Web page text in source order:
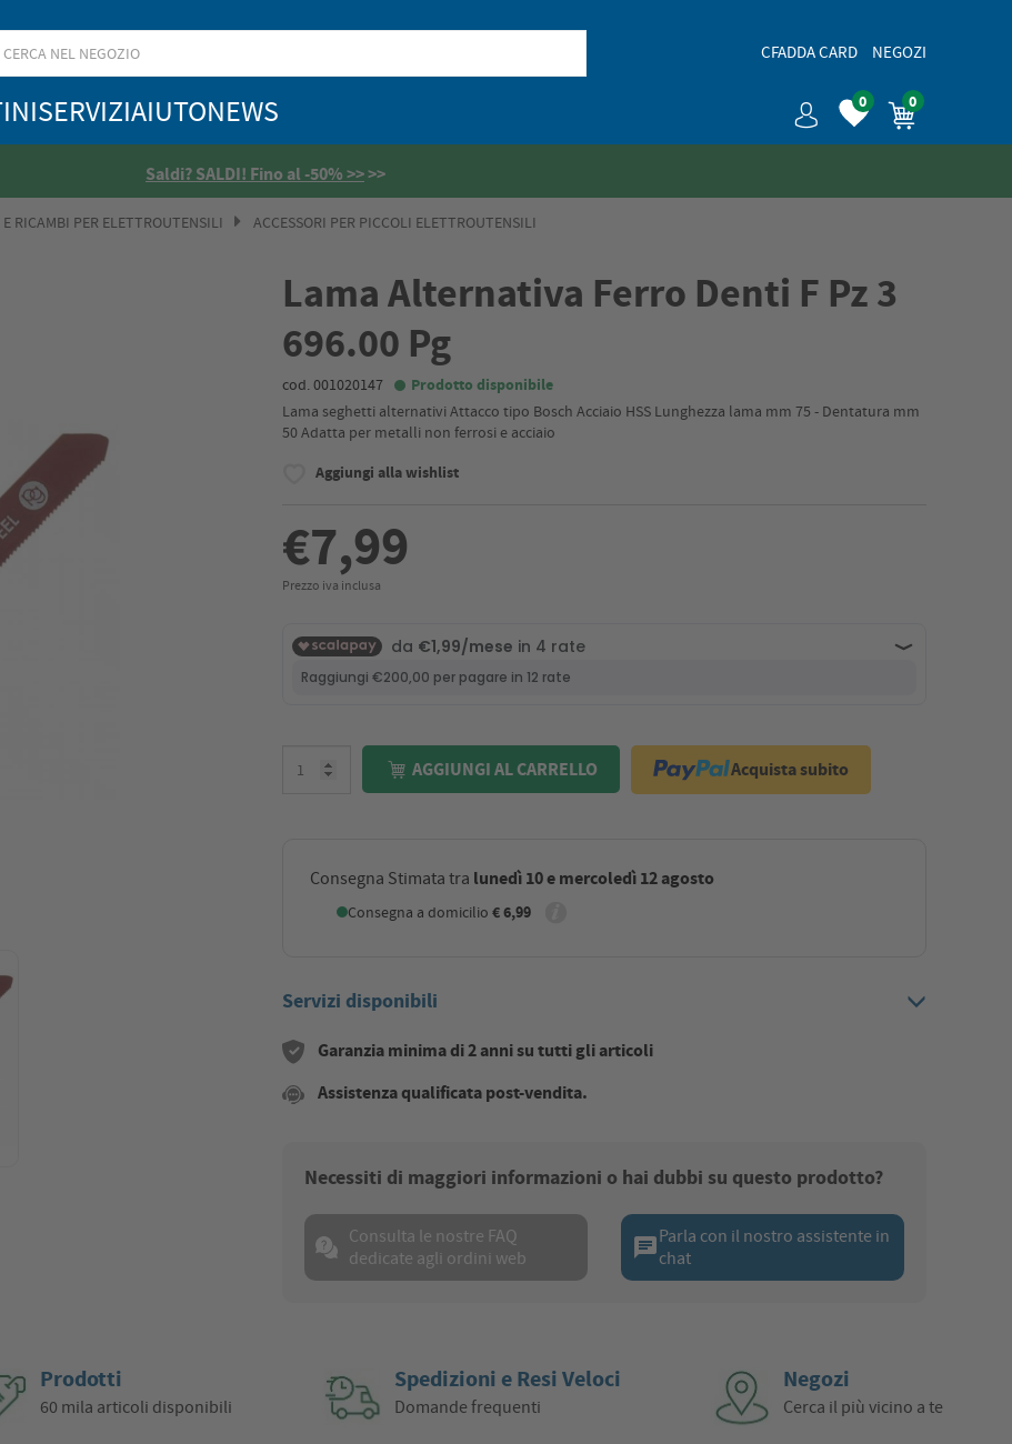
CFADDA CARD NEGOZI
0 0
SERVIZIAIUTONEWS
Saldi? SALDI! Fino al -50% >>>>
E RICAMBI PER ELETTROUTENSILI ACCESSORI PER PICCOLI ELETTROUTENSILI
Lama Alternativa Ferro Denti F Pz 3
696.00 Pg
cod. 001020147 Prodotto disponibile
Lama seghetti alternativi Attacco tipo Bosch Acciaio HSS Lunghezza lama mm 75 - Dentatura mm
50 Adatta per metalli non ferrosi e acciaio
Aggiungi alla wishlist
€7,99
Prezzo iva inclusa
AGGIUNGI AL CARRELLO Acquista subito
Consegna Stimata tra lunedì 10 e mercoledì 12 agosto
Consegna a domicilio € 6,99
Servizi disponibili
Garanzia minima di 2 anni su tutti gli articoli
Assistenza qualificata post-vendita.
Necessiti di maggiori informazioni o hai dubbi su questo prodotto?
Consulta le nostre FAQ
dedicate agli ordini web
chatParla con il nostro assistente in
chat
Prodotti
60 mila articoli disponibili
Spedizioni e Resi Veloci
Domande frequenti
Negozi
Cerca il più vicino a te